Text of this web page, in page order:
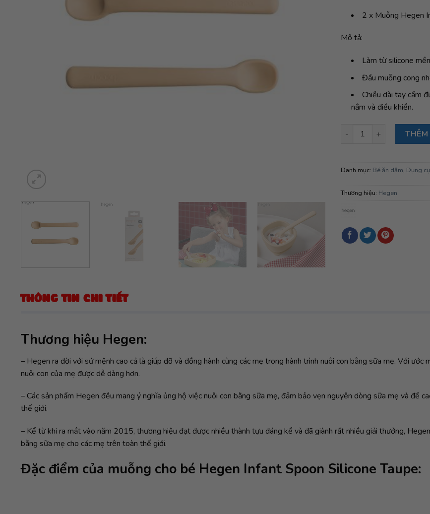
2 x Muỗng Hegen
Mô tả:
Làm từ silicone
Đầu muỗng cong
Chiều dài tay cầm
nắm và điều khiển.
Bộ muỗng cho bé Hegen
Danh mục: Bé ăn dặm, Dụng
Thương hiệu: Hegen
THÔNG TIN CHI TIẾT
Thương hiệu Hegen:
– Hegen ra đời với sứ mệnh cao cả là giúp đỡ và đồng hành cùng các mẹ trong hành trình nuôi con bằng sữa mẹ. Với
nuôi con của mẹ được dễ dàng hơn.
– Các sản phẩm Hegen đều mang ý nghĩa ủng hộ việc nuôi con bằng sữa mẹ, đảm bảo vẹn nguyên dòng sữa mẹ và đề
thế giới.
– Kể từ khi ra mắt vào năm 2015, thương hiệu đạt được nhiều thành tựu đáng kể và đã giành rất nhiều giải thưởng,
bằng sữa mẹ cho các mẹ trên toàn thế giới.
Đặc điểm của muỗng cho bé Hegen Infant Spoon Silicone Taupe: